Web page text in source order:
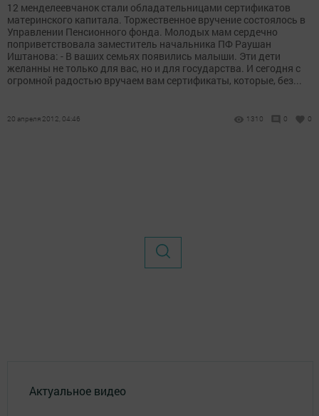
12 менделеевчанок стали обладательницами сертификатов
материнского капитала. Торжественное вручение состоялось в
Управлении Пенсионного фонда. Молодых мам сердечно
поприветствовала заместитель начальника ПФ Раушан
Иштанова: - В ваших семьях появились малыши. Эти дети
желанны не только для вас, но и для государства. И сегодня с
огромной радостью вручаем вам сертификаты, которые, без...
20 апреля 2012, 04:46 1310 0 0
Актуальное видео